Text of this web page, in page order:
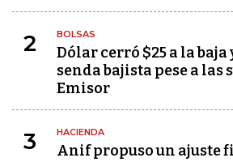
2 BOLSAS
Dólar cerró $25 a la baja
senda bajista pese a las
Emisor
3 HACIENDA
Anif propuso un ajuste